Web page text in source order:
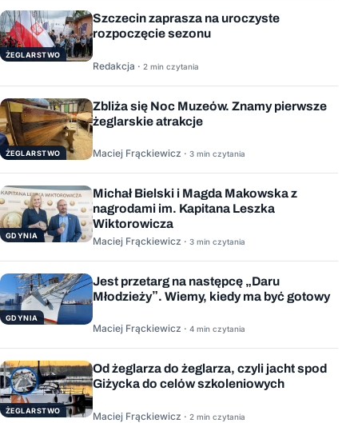
ŻEGLARSTWO
Szczecin zaprasza na uroczyste
rozpoczęcie sezonu
Redakcja · 2 min czytania
ŻEGLARSTWO
Zbliża się Noc Muzeów. Znamy pierwsze
żeglarskie atrakcje
Maciej Frąckiewicz · 3 min czytania
GDYNIA
Michał Bielski i Magda Makowska z
nagrodami im. Kapitana Leszka
Wiktorowicza
Maciej Frąckiewicz · 3 min czytania
GDYNIA
Jest przetarg na następcę „Daru
Młodzieży”. Wiemy, kiedy ma być gotowy
Maciej Frąckiewicz · 4 min czytania
ŻEGLARSTWO
Od żeglarza do żeglarza, czyli jacht spod
Giżycka do celów szkoleniowych
Maciej Frąckiewicz · 2 min czytania